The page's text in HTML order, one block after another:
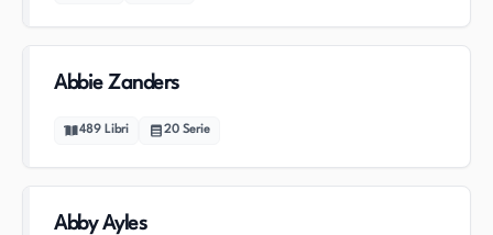
Abbie Zanders
489 Libri 20 Serie
Abby Ayles